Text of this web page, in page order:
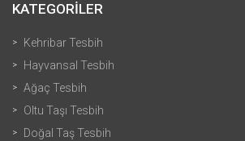
KATEGORİLER
Kehribar Tesbih
Hayvansal Tesbih
Ağaç Tesbih
Oltu Taşı Tesbih
Doğal Taş Tesbih